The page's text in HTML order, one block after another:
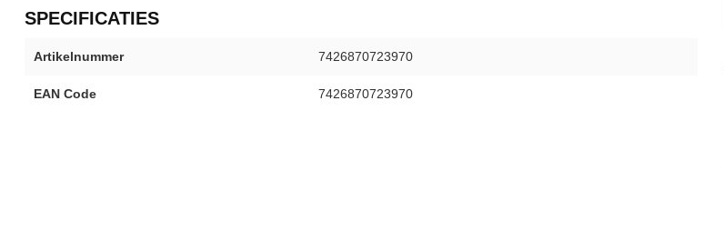
SPECIFICATIES
Artikelnummer 7426870723970
EAN Code 7426870723970